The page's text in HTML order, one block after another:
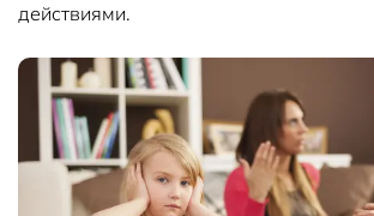
действиями.